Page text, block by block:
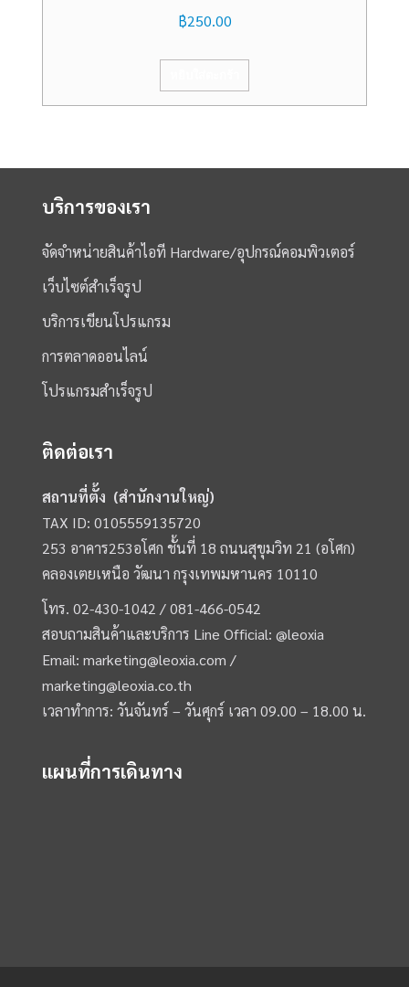
฿250.00
บริการของเรา
จัดจำหน่ายสินค้าไอที Hardware/อุปกรณ์คอมพิวเตอร์
เว็บไซต์สำเร็จรูป
บริการเขียนโปรแกรม
การตลาดออนไลน์
โปรแกรมสำเร็จรูป
ติดต่อเรา
สถานที่ตั้ง (สำนักงานใหญ่)
TAX ID: 0105559135720
253 อาคาร253อโศก ชั้นที่ 18 ถนนสุขุมวิท 21 (อโศก)
คลองเตยเหนือ วัฒนา กรุงเทพมหานคร 10110
โทร.02-430-1042 /081-466-0542
สอบถามสินค้าและบริการ Line Official:@leoxia
Email:marketing@leoxia.com /
marketing@leoxia.co.th
เวลาทำการ: วันจันทร์ – วันศุกร์ เวลา 09.00 – 18.00 น.
แผนที่การเดินทาง